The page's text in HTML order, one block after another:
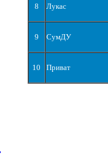
8 Лукас
9 СумДУ
10 Приват